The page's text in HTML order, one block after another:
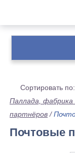
Сортировать
Паллада, фабрика
партнёров /
Почтовые